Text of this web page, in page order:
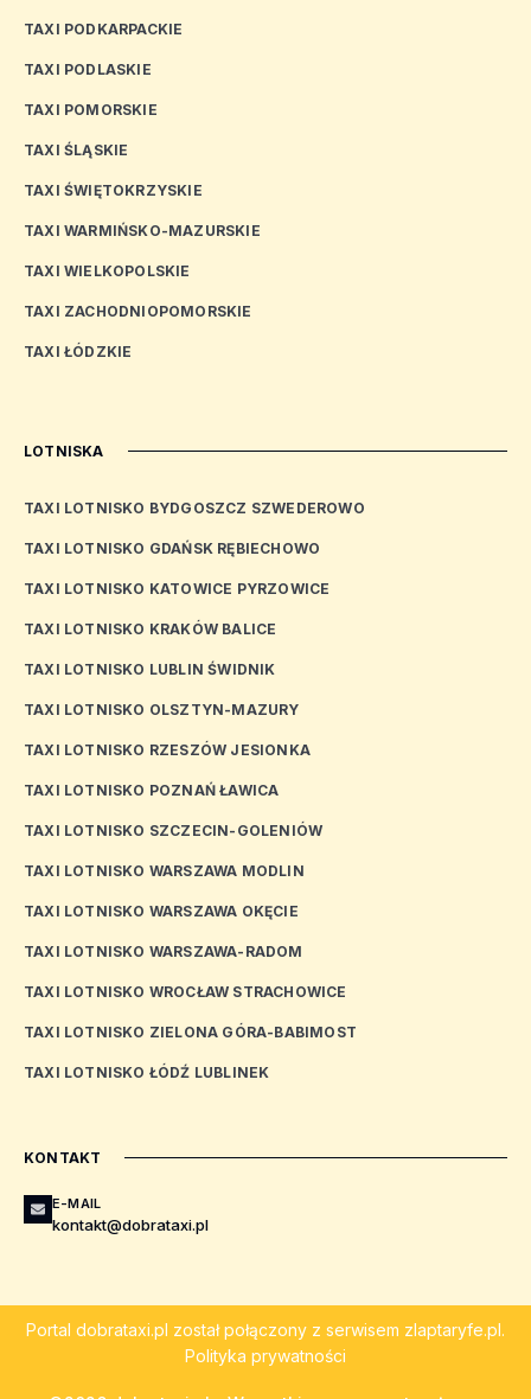
TAXI PODKARPACKIE
TAXI PODLASKIE
TAXI POMORSKIE
TAXI ŚLĄSKIE
TAXI ŚWIĘTOKRZYSKIE
TAXI WARMIŃSKO-MAZURSKIE
TAXI WIELKOPOLSKIE
TAXI ZACHODNIOPOMORSKIE
TAXI ŁÓDZKIE
LOTNISKA
TAXI LOTNISKO BYDGOSZCZ SZWEDEROWO
TAXI LOTNISKO GDAŃSK RĘBIECHOWO
TAXI LOTNISKO KATOWICE PYRZOWICE
TAXI LOTNISKO KRAKÓW BALICE
TAXI LOTNISKO LUBLIN ŚWIDNIK
TAXI LOTNISKO OLSZTYN-MAZURY
TAXI LOTNISKO RZESZÓW JESIONKA
TAXI LOTNISKO POZNAŃ ŁAWICA
TAXI LOTNISKO SZCZECIN-GOLENIÓW
TAXI LOTNISKO WARSZAWA MODLIN
TAXI LOTNISKO WARSZAWA OKĘCIE
TAXI LOTNISKO WARSZAWA-RADOM
TAXI LOTNISKO WROCŁAW STRACHOWICE
TAXI LOTNISKO ZIELONA GÓRA-BABIMOST
TAXI LOTNISKO ŁÓDŹ LUBLINEK
KONTAKT
E-MAIL
kontakt@dobrataxi.pl
Portal dobrataxi.pl został połączony z serwisem zlaptaryfe.pl.
Polityka prywatności